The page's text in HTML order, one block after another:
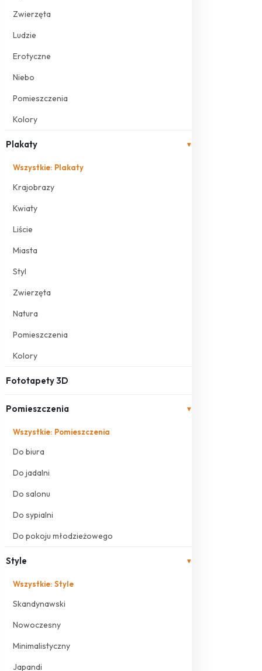
Zwierzęta
Ludzie
Erotyczne
Niebo
Pomieszczenia
Kolory
Plakaty ▾
Wszystkie: Plakaty
Krajobrazy
Kwiaty
Liście
Miasta
Styl
Zwierzęta
Natura
Pomieszczenia
Kolory
Fototapety 3D
Pomieszczenia ▾
Wszystkie: Pomieszczenia
Do biura
Do jadalni
Do salonu
Do sypialni
Do pokoju młodzieżowego
Style ▾
Wszystkie: Style
Skandynawski
Nowoczesny
Minimalistyczny
Japandi